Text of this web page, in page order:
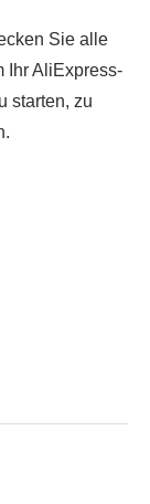
Sie alle
Ihr AliExpress-
starten, zu